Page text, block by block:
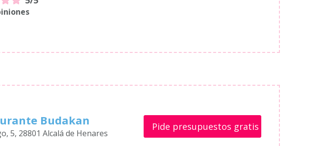
Budakan
5, 28801 Alcalá de Henares
Pide presupuestos gratis